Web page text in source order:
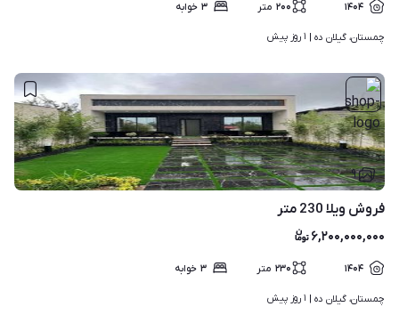
۱۴۰۴ ۲۰۰ متر ۳ خوابه
چمستان، گیلان ده | ۱ روز پیش
۹
فروش ویلا 230 متر
۶,۲۰۰,۰۰۰,۰۰۰
۱۴۰۴ ۲۳۰ متر ۳ خوابه
چمستان، گیلان ده | ۱ روز پیش